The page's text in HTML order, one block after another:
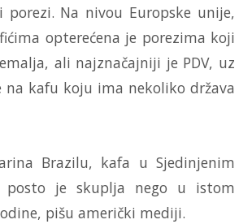
Na nivou Europske unije,
opterećena je porezima koji
ali najznačajniji je PDV, uz
kafu koju ima nekoliko država
Brazilu, kafa u Sjedinjenim
posto je skuplja nego u istom
pišu američki mediji.